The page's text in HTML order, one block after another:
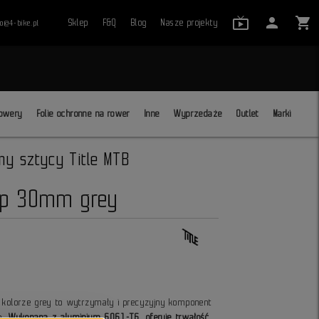
bike.pl Sklep F&Q Blog Nasze projekty live_tv_24
person shopping_cart
Folie ochronne na rower Inne Wyprzedaże Outlet Marki
sztycy Title MTB
30mm grey
grey to wytrzymały i precyzyjny komponent
Wykonana z aluminium 6061-T6, oferuje trwałość,